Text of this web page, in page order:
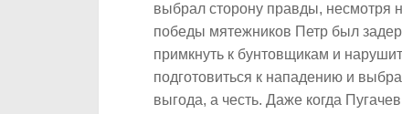
выбрал сторону правды, несмотря
победы мятежников Петр был
примкнуть к бунтовщикам и
подготовиться к нападению и
выгода, а честь. Даже когда